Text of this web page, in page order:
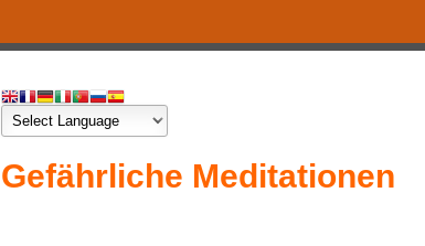
Gefährliche Meditationen